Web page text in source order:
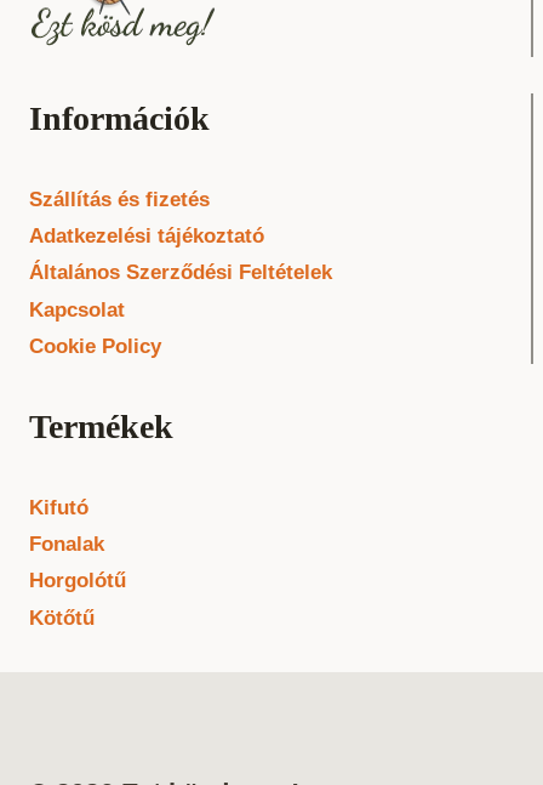
Információk
Szállítás és fizetés
Adatkezelési tájékoztató
Általános Szerződési Feltételek
Kapcsolat
Cookie Policy
Termékek
Kifutó
Fonalak
Horgolótű
Kötőtű